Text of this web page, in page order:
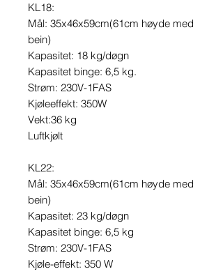
KL18:
Mål: 35x46x59cm(61cm høyde med
bein)
Kapasitet: 18 kg/døgn
Kapasitet binge: 6,5 kg.
Strøm: 230V-1FAS
Kjøleeffekt: 350W
Vekt:36 kg
Luftkjølt
KL22:
Mål: 35x46x59cm(61cm høyde med
bein)
Kapasitet: 23 kg/døgn
Kapasitet binge: 6,5 kg
Strøm: 230V-1FAS
Kjøle-effekt: 350 W